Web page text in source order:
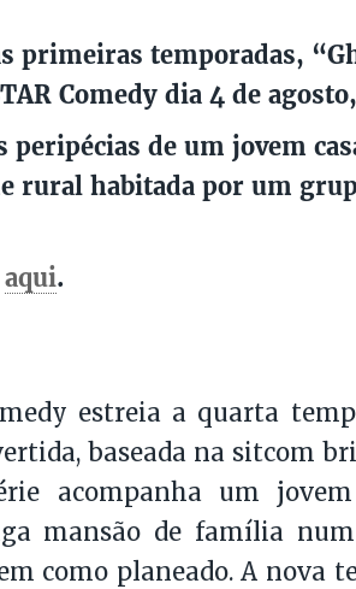
primeiras temporadas,
Comedy dia 4 de
peripécias de um jovem
rural habitada por um
aqui.
estreia a quarta
baseada na sitcom
acompanha um
mansão de família
como planeado. A nova